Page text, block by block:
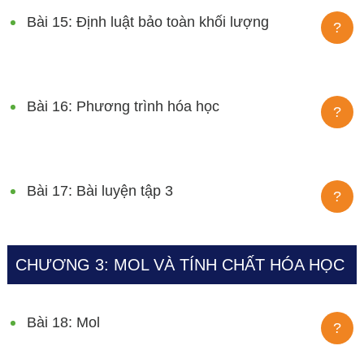
Bài 15: Định luật bảo toàn khối lượng ?
Bài 16: Phương trình hóa học ?
Bài 17: Bài luyện tập 3 ?
CHƯƠNG 3: MOL VÀ TÍNH CHẤT HÓA HỌC
Bài 18: Mol ?